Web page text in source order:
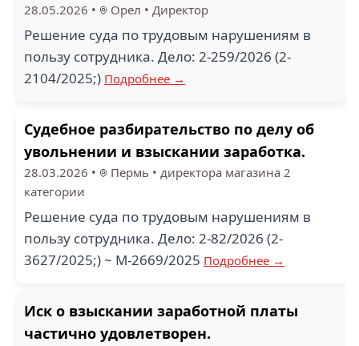
28.05.2026 • Орел • Директор
Решение суда по трудовым нарушениям в
пользу сотрудника. Дело: 2-259/2026 (2-
2104/2025;) Подробнее →
Судебное разбирательство по делу об
увольнении и взыскании заработка.
28.03.2026 • Пермь • директора магазина 2
категории
Решение суда по трудовым нарушениям в
пользу сотрудника. Дело: 2-82/2026 (2-
3627/2025;) ~ М-2669/2025 Подробнее →
Иск о взыскании заработной платы
частично удовлетворен.